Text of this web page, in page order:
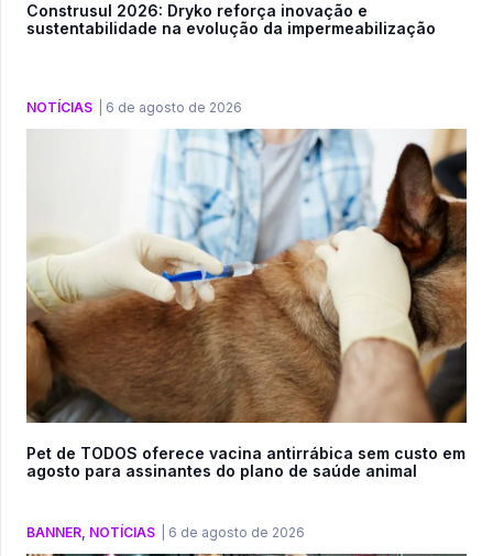
Construsul 2026: Dryko reforça inovação e
sustentabilidade na evolução da impermeabilização
NOTÍCIAS 6 de agosto de 2026
Pet de TODOS oferece vacina antirrábica sem custo em
agosto para assinantes do plano de saúde animal
BANNER NOTÍCIAS 6 de agosto de 2026